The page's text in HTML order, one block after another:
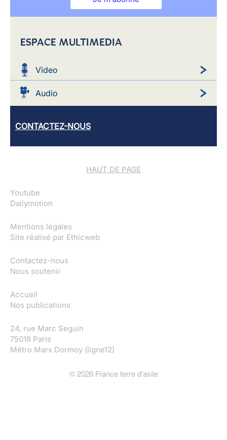
ESPACE MULTIMEDIA
Video
Audio
CONTACTEZ-NOUS
HAUT DE PAGE
Youtube
Dailymotion
Mentions légales
Site réalisé par Ethicweb
Contactez-nous
Nous soutenir
Accueil
Nos publications
24, rue Marc Seguin
75018 Paris
Métro Marx Dormoy (ligne12)
©2026France terre d'asile